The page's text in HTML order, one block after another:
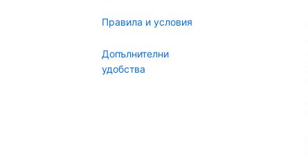
Правила и условия
Допълнителни
удобства